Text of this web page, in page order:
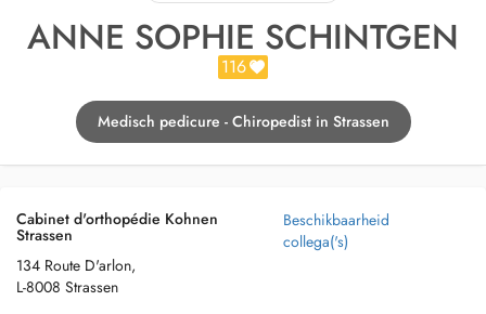
ANNE SOPHIE SCHINTGEN
116
Medisch pedicure - Chiropedist in Strassen
Cabinet d'orthopédie Kohnen
Strassen
134 Route D'arlon,
L-8008 Strassen
Beschikbaarheid
collega('s)